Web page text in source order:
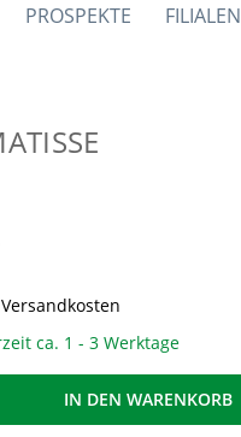
PROSPEKTE FILIALEN
Versandkosten
ca. 1 - 3 Werktage
IN DEN WARENKORB